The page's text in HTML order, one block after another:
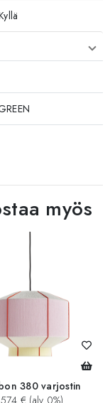
myös
380 varjostin